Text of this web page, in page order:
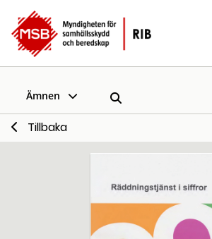
Ämnen
Tillbaka